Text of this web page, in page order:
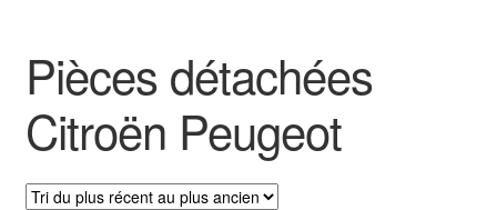
Livraison
Livraison internationale
Mon compte
Pièces détachées
Citroën Peugeot